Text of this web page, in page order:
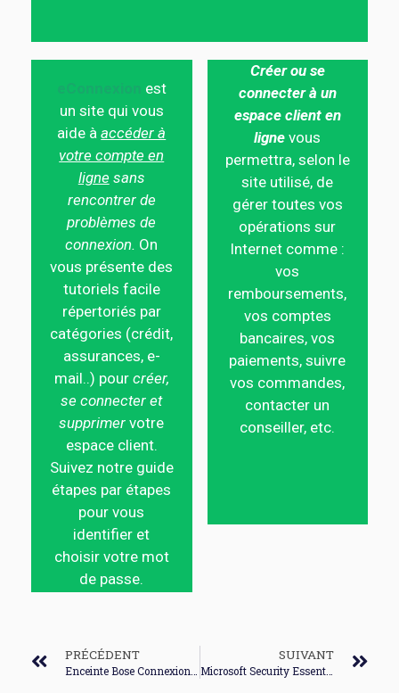
est
un site qui vous
aide àaccéder à
votre compte en
ligne sans
rencontrer de
problèmes de
connexion. On
vous présente des
tutoriels facile
répertoriés par
catégories (crédit,
assurances, e-
mail..) pour créer,
se connecter et
supprimer votre
espace client.
Suivez notre guide
étapes par étapes
pour vous
identifier et
choisir votre mot
de passe.
Créer ou se
connecter à un
espace client en
ligne vous
permettra, selon le
site utilisé, de
gérer toutes vos
opérations sur
Internet comme :
vos
remboursements,
vos comptes
bancaires, vos
paiements, suivre
vos commandes,
contacter un
conseiller, etc.
PRÉCÉDENT SUIVANT
Microsoft Security Essentials Echec De La Connexion